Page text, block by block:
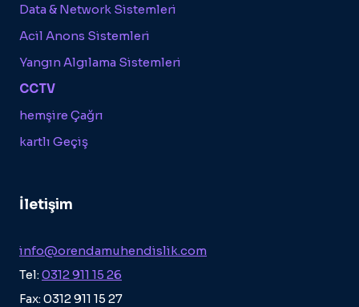
Data & Network Sistemleri
Acil Anons Sistemleri
Yangın Algılama Sistemleri
CCTV
hemşire Çağrı
kartlı Geçiş
İletişim
info@orendamuhendislik.com
Tel:0312 911 15 26
Fax: 0312 911 15 27